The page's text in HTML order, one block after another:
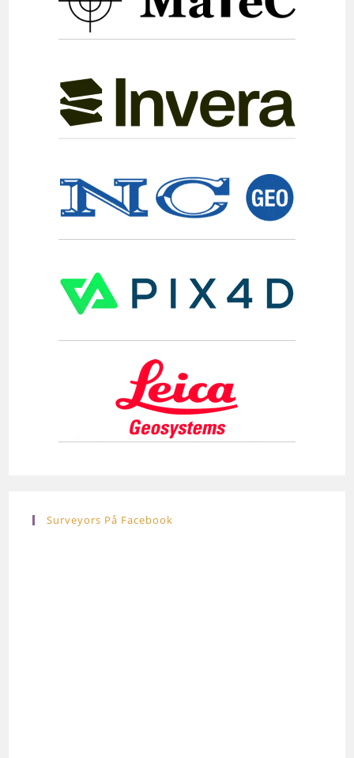
Surveyors På Facebook